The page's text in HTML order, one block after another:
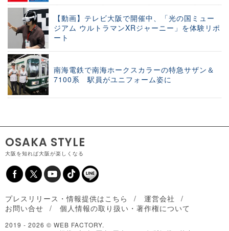
【動画】テレビ大阪で開催中、「光の国ミュー
ジアム ウルトラマンXRジャーニー」を体験リポ
ート
南海電鉄で南海ホークスカラーの特急サザン＆
7100系 駅員がユニフォーム姿に
OSAKA STYLE
大阪を知れば大阪が楽しくなる
プレスリリース・情報提供はこちら
運営会社
お問い合せ
個人情報の取り扱い・著作権について
2019 - 2026 © WEB FACTORY.